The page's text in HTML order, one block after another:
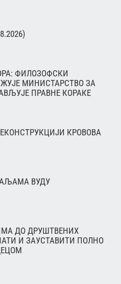
ФИЛОЗОФСКИ
МИНИСТАРСТВО ЗА
ПРАВНЕ КОРАКЕ
КРОВОВА
ВУДУ
ДО ДРУШТВЕНИХ
И ЗАУСТАВИТИ ПОЛНО